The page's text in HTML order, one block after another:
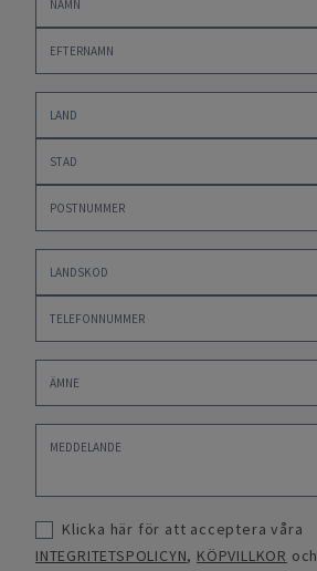
Klicka här för att acceptera våra
INTEGRITETSPOLICYN, KÖPVILLKOR och